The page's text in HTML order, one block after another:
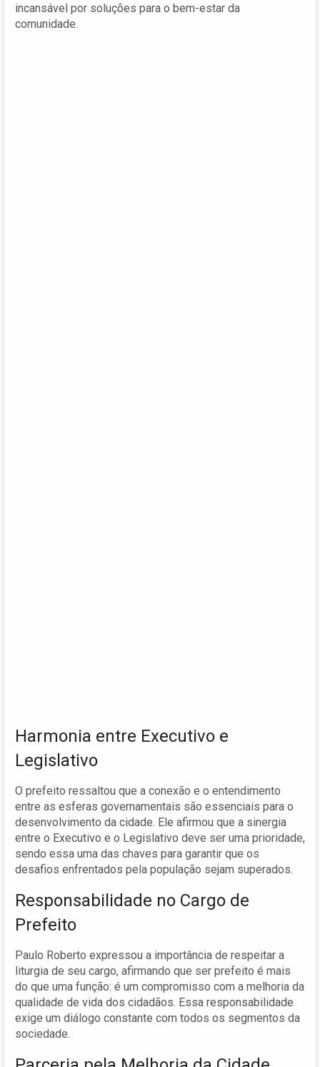
incansável por soluções para o bem-estar da
comunidade.
Harmonia entre Executivo e
Legislativo
O prefeito ressaltou que a conexão e o entendimento
entre as esferas governamentais são essenciais para o
desenvolvimento da cidade. Ele afirmou que a sinergia
entre o Executivo e o Legislativo deve ser uma prioridade,
sendo essa uma das chaves para garantir que os
desafios enfrentados pela população sejam superados.
Responsabilidade no Cargo de
Prefeito
Paulo Roberto expressou a importância de respeitar a
liturgia de seu cargo, afirmando que ser prefeito é mais
do que uma função: é um compromisso com a melhoria da
qualidade de vida dos cidadãos. Essa responsabilidade
exige um diálogo constante com todos os segmentos da
sociedade.